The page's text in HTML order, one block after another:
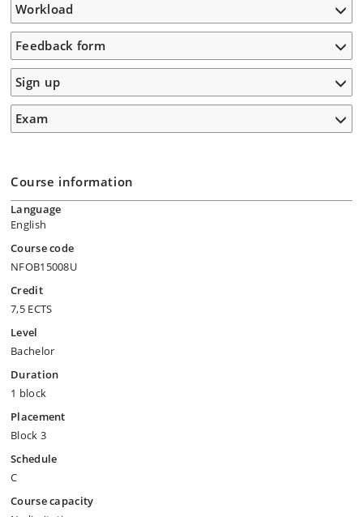
Workload
Feedback form
Sign up
Exam
Course information
Language
English
Course code
NFOB15008U
Credit
7,5 ECTS
Level
Bachelor
Duration
1 block
Placement
Block 3
Schedule
C
Course capacity